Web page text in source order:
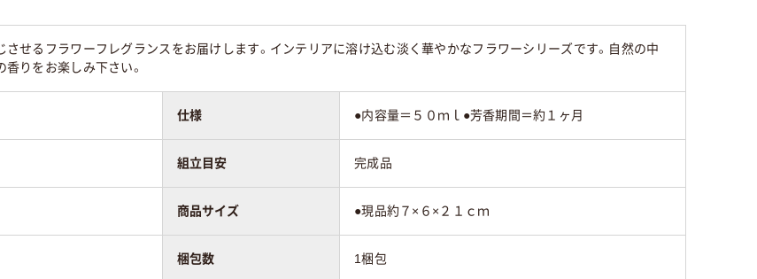
せるフラワーフレグランスをお届けします。インテリアに溶け込む淡く華やかなフラワーシリーズです。自然の中
りをお楽しみ下さい。
仕様 ●内容量＝５０ｍｌ●芳香期間＝約１ヶ月
組立目安 完成品
商品サイズ ●現品約７×６×２１ｃｍ
梱包数 1梱包